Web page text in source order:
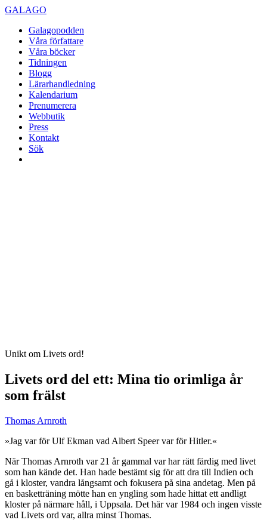
GALAGO
Galagopodden
Våra författare
Våra böcker
Tidningen
Blogg
Lärarhandledning
Kalendarium
Prenumerera
Webbutik
Press
Kontakt
Sök
Unikt om Livets ord!
Livets ord del ett: Mina tio orimliga år
som frälst
Thomas Arnroth
»Jag var för Ulf Ekman vad Albert Speer var för Hitler.«
När Thomas Arnroth var 21 år gammal var har rätt färdig med livet
som han kände det. Han hade bestämt sig för att dra till Indien och
gå i kloster, vandra långsamt och fokusera på sina andetag. Men på
en basketträning mötte han en yngling som hade hittat ett andligt
kloster på närmare håll, i Uppsala. Det här var 1984 och ingen visste
vad Livets ord var, allra minst Thomas.